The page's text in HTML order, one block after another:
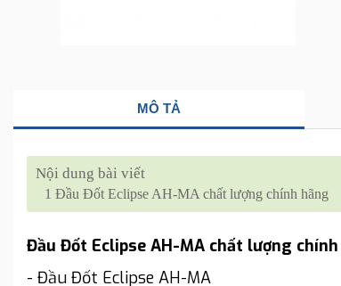
MÔ TẢ
Nội dung bài viết
1 Đầu Đốt Eclipse AH-MA chất lượng chính hãng
Đầu Đốt Eclipse AH-MA chất lượng
- Đầu Đốt Eclipse AH-MA